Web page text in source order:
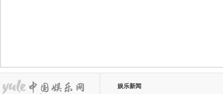
娱乐新闻